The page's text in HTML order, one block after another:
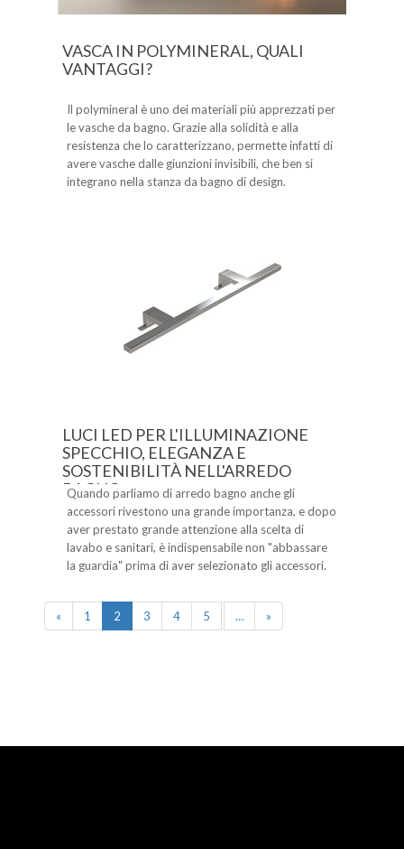
VASCA IN POLYMINERAL, QUALI
VANTAGGI?
Il polymineral è uno dei materiali più apprezzati per
le vasche da bagno. Grazie alla solidità e alla
resistenza che lo caratterizzano, permette infatti di
avere vasche dalle giunzioni invisibili, che ben si
integrano nella stanza da bagno di design.
LUCI LED PER L'ILLUMINAZIONE
SPECCHIO, ELEGANZA E
SOSTENIBILITÀ NELL'ARREDO
BAGNO
Quando parliamo di arredo bagno anche gli
accessori rivestono una grande importanza, e dopo
aver prestato grande attenzione alla scelta di
lavabo e sanitari, è indispensabile non "abbassare
la guardia" prima di aver selezionato gli accessori.
« 1 2 3 4 5 … »